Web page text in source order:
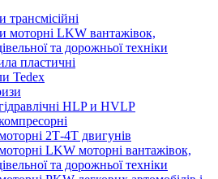
трансмісійні
моторні LKW вантажівок,
та дорожньої техніки
пластичні
Tedex
HLP и HVLP
2Т-4Т двигунів
LKW моторні вантажівок,
та дорожньої техніки